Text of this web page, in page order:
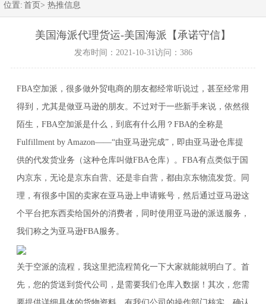
位置: 首页> 热推信息
美国海派代理货运-美国海派【承诺守信】
发布时间：2021-10-31访问：386
FBA空加派，很多做外贸电商的朋友都经常听说过，甚至经常用
得到，尤其是做亚马逊的朋友。不过对于一些新手来说，依然很
陌生，FBA空加派是什么，到底有什么用？FBA的全称是
Fulfillment by Amazon——“由亚马逊完成”，即由亚马逊仓库提
供的代发货业务（这种仓库叫做FBA仓库）。FBA有点类似于国
内京东，无论是京东自营、还是非自营，都由京东物流发货。同
理，有很多中国的卖家在亚马逊上申请账号，然后通过亚马逊这
个平台把东西卖给国外的消费者，同时使用亚马逊的派送服务，
我们称之为亚马逊FBA服务。
关于空派的流程，我这里把流程简化一下大家就能就明白了。首
先，您的货送到货代公司，是需要我们仓库入数据！其次，您需